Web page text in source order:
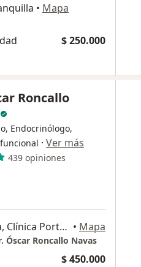
• Mapa
$ 250.000
Roncallo
Endocrinólogo,
· Ver más
439 opiniones
Km 2 Vía Puerto Colombia, Clínica Porto Azul, Torre De Consultorios, Piso 7, Barranquilla • Mapa
Óscar Roncallo Navas
$ 450.000